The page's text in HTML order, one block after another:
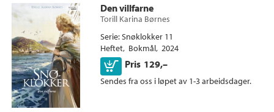
Den villfarne
Torill Karina Børnes
Serie Snøklokker 11
Heftet Bokmål 2024
Pris 129,–
Kjøp
Sendes fra oss i løpet av 1-3 arbeidsdager.